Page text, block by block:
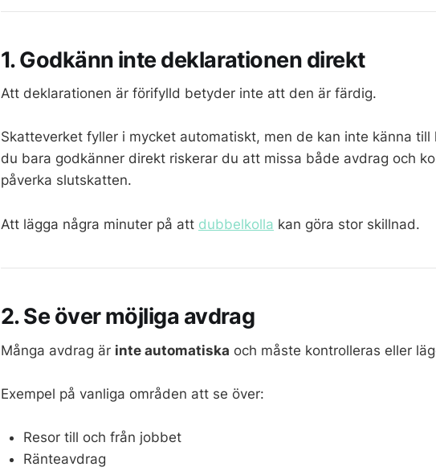
1. Godkänn inte deklarationen direkt
Att deklarationen är förifylld betyder inte att den är färdig.
Skatteverket fyller i mycket automatiskt, men de kan inte känna till
du bara godkänner direkt riskerar du att missa både avdrag och
påverka slutskatten.
Att lägga några minuter på att dubbelkolla kan göra stor skillnad.
2. Se över möjliga avdrag
Många avdrag är inte automatiska och måste kontrolleras eller
Exempel på vanliga områden att se över:
Resor till och från jobbet
Ränteavdrag